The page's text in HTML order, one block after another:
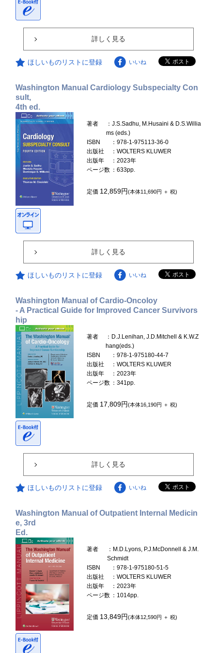
詳しく見る
ほしいものリストに登録 いいね
Washington Manual Cardiology Subspecialty Con
sult,
4th ed.
著者
：J.S.Sadhu, M.Husaini & D.S.Willia
ms (eds.)
ISBN
：978-1-975113-36-0
出版社
：WOLTERS KLUWER
出版年
：2023年
ページ数 ：633pp.
定価 12,859円(本体11,690円 ＋ 税)
詳しく見る
ほしいものリストに登録 いいね
Washington Manual of Cardio-Oncoloy
- A Practical Guide for Improved Cancer Survivors
hip
著者
：D.J.Lenihan, J.D.Mitchell & K.W.Z
hang(eds.)
ISBN
：978-1-975180-44-7
出版社
：WOLTERS KLUWER
出版年
：2023年
ページ数 ：341pp.
定価 17,809円(本体16,190円 ＋ 税)
詳しく見る
ほしいものリストに登録 いいね
Washington Manual of Outpatient Internal Medicin
e, 3rd
Ed.
著者
：M.D.Lyons, P.J.McDonnell & J.M.
Schmidt
ISBN
：978-1-975180-51-5
出版社
：WOLTERS KLUWER
出版年
：2023年
ページ数 ：1014pp.
定価 13,849円(本体12,590円 ＋ 税)